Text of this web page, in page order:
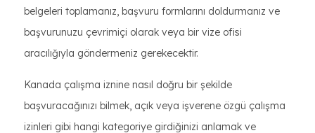
belgeleri toplamanız, başvuru formlarını doldurmanız ve
başvurunuzu çevrimiçi olarak veya bir vize ofisi
aracılığıyla göndermeniz gerekecektir.
Kanada çalışma iznine nasıl doğru bir şekilde
başvuracağınızı bilmek, açık veya işverene özgü çalışma
izinleri gibi hangi kategoriye girdiğinizi anlamak ve